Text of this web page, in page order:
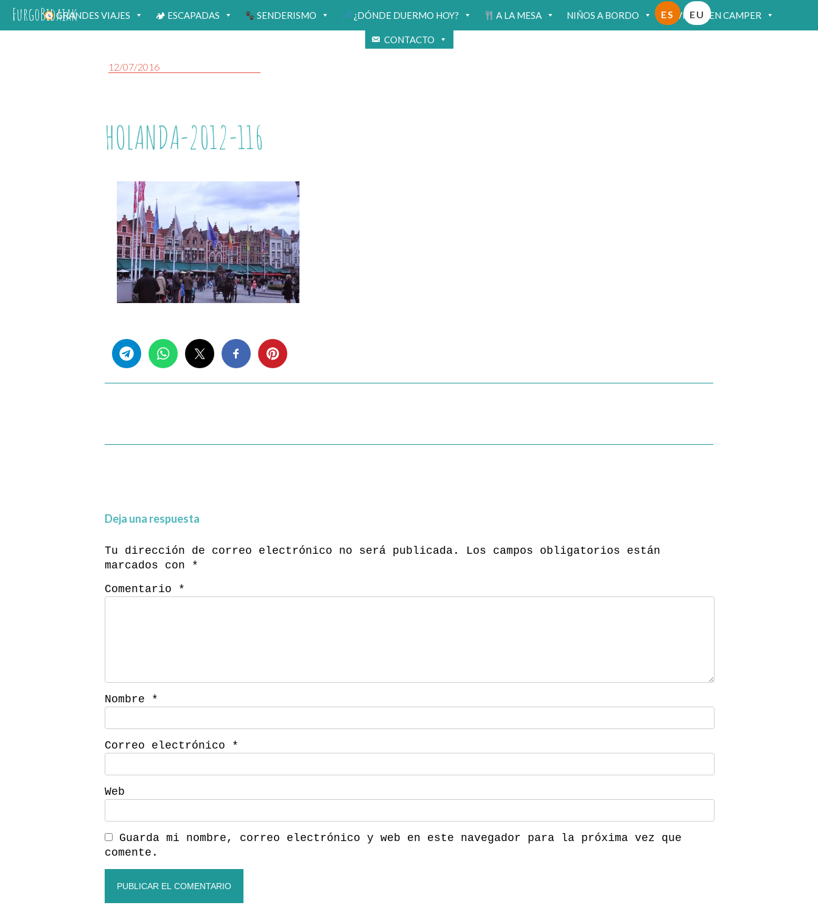
FurgoBidaiakGRANDES VIAJES 🏕 ESCAPADAS SENDERISMO ¿DÓNDE DUERMO HOY? A LA MESA NIÑOS A BORDO VIAJAR EN CAMPER
CONTACTO
ES EU
12/07/2016
HOLANDA-2012-116
Deja una respuesta
Tu dirección de correo electrónico no será publicada.
Los campos obligatorios están
marcados con *
Comentario *
Nombre *
Correo electrónico *
Web
Guarda mi nombre, correo electrónico y web en este navegador para la próxima vez que
comente.